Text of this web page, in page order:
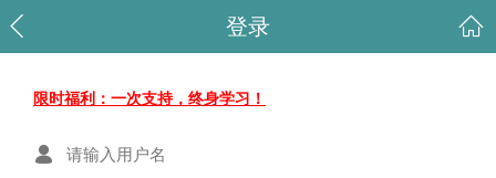
登录
限时福利：一次支持，终身学习！